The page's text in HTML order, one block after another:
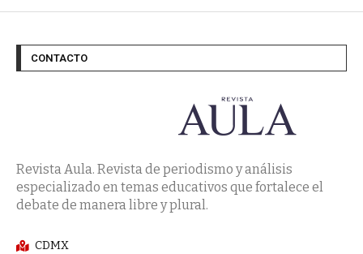
CONTACTO
Revista Aula. Revista de periodismo y análisis
especializado en temas educativos que fortalece el
debate de manera libre y plural.
CDMX